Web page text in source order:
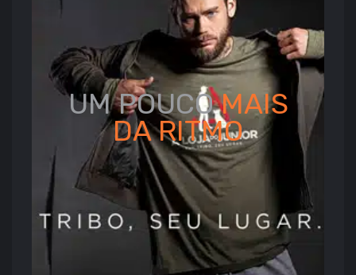
UM POUCOMAIS
DARITMO